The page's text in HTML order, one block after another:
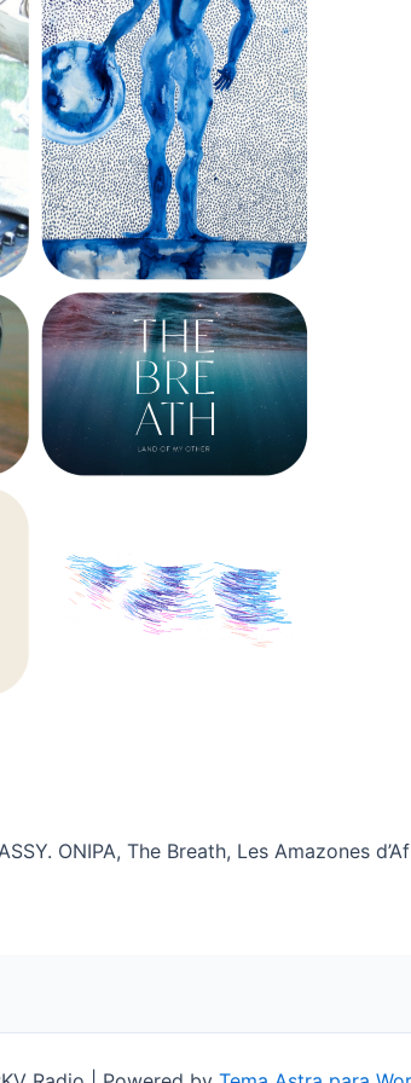
ONIPA, The Breath, Les Amazones